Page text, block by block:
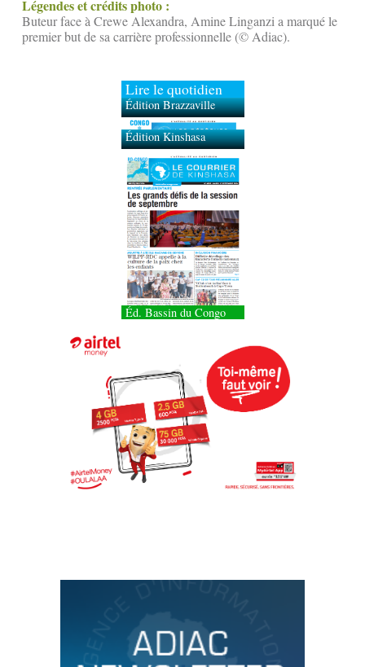
Légendes et crédits photo :
Buteur face à Crewe Alexandra, Amine Linganzi a marqué le
premier but de sa carrière professionnelle (© Adiac).
Lire le quotidien
Édition Brazzaville
Édition Kinshasa
Éd. Bassin du Congo